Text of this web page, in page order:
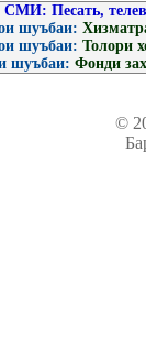
СМИ: Песать,
шуъбаи:
шуъбаи: Толори
шуъбаи: Фонди
©